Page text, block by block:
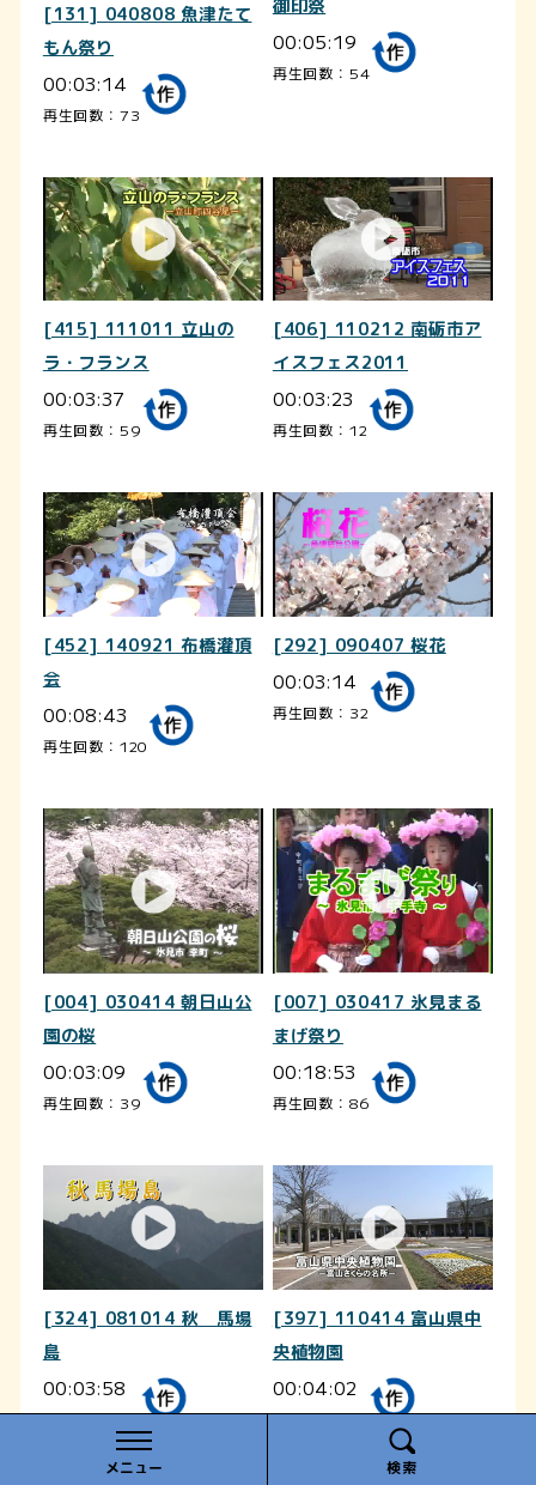
メニュー 検索
[131] 040808 魚津たて
もん祭り
00:03:14
再生回数：73
御印祭
00:05:19
再生回数：54
[415] 111011 立山の
ラ・フランス
00:03:37
再生回数：59
[406] 110212 南砺市ア
イスフェス2011
00:03:23
再生回数：12
[452] 140921 布橋灌頂
会
00:08:43
再生回数：120
[292] 090407 桜花
00:03:14
再生回数：32
[004] 030414 朝日山公
園の桜
00:03:09
再生回数：39
[007] 030417 氷見まる
まげ祭り
00:18:53
再生回数：86
[324] 081014 秋 馬場
島
00:03:58
再生回数：74
[397] 110414 富山県中
央植物園
00:04:02
再生回数：27